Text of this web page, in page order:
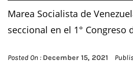
Marea Socialista de
seccional en el 1° Congreso
Posted On : December 15, 2021